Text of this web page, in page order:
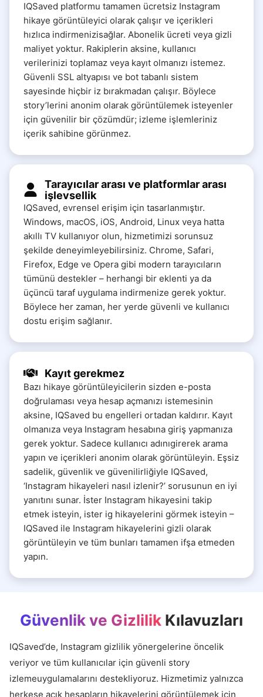
IQSaved platformu tamamen ücretsiz Instagram
hikaye görüntüleyici olarak çalışır ve içerikleri
hızlıca indirmenizisağlar. Abonelik ücreti veya gizli
maliyet yoktur. Rakiplerin aksine, kullanıcı
verilerinizi toplamaz veya kayıt olmanızı istemez.
Güvenli SSL altyapısı ve bot tabanlı sistem
sayesinde hiçbir iz bırakmadan çalışır. Böylece
story’lerini anonim olarak görüntülemek isteyenler
için güvenilir bir çözümdür; izleme işlemleriniz
içerik sahibine görünmez.
Tarayıcılar arası ve platformlar arası
işlevsellik
IQSaved, evrensel erişim için tasarlanmıştır.
Windows, macOS, iOS, Android, Linux veya hatta
akıllı TV kullanıyor olun, hizmetimizi sorunsuz
şekilde deneyimleyebilirsiniz. Chrome, Safari,
Firefox, Edge ve Opera gibi modern tarayıcıların
tümünü destekler – herhangi bir eklenti ya da
üçüncü taraf uygulama indirmenize gerek yoktur.
Böylece her zaman, her yerde güvenli ve kullanıcı
dostu erişim sağlanır.
Kayıt gerekmez
Bazı hikaye görüntüleyicilerin sizden e-posta
doğrulaması veya hesap açmanızı istemesinin
aksine, IQSaved bu engelleri ortadan kaldırır. Kayıt
olmanıza veya Instagram hesabına giriş yapmanıza
gerek yoktur. Sadece kullanıcı adınıgirerek arama
yapın ve içerikleri anonim olarak görüntüleyin. Eşsiz
sadelik, güvenlik ve güvenilirliğiyle IQSaved,
‘Instagram hikayeleri nasıl izlenir?’ sorusunun en iyi
yanıtını sunar. İster Instagram hikayesini takip
etmek isteyin, ister ig hikayelerini görmek isteyin –
IQSaved ile Instagram hikayelerini gizli olarak
görüntüleyin ve tüm bunları tamamen ifşa etmeden
yapın.
Güvenlik ve Gizlilik Kılavuzları
IQSaved’de, Instagram gizlilik yönergelerine öncelik
veriyor ve tüm kullanıcılar için güvenli story
izlemeuygulamalarını destekliyoruz. Hizmetimiz yalnızca
herkese açık hesapların hikayelerini görüntülemek için